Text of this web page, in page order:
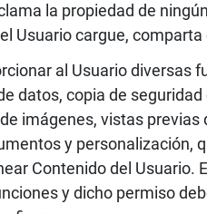
la propiedad de
Usuario cargue,
al Usuario diversas
datos, copia de
imágenes, vistas
y personalización,
Contenido del Usuario.
y dicho permiso